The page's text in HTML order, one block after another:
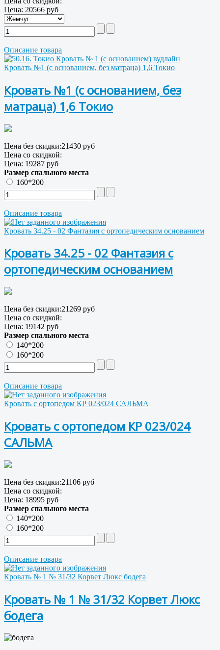
Цена: 20566 руб
Описание товара
Кровать №1 (с основанием, без матраца) 1,6 Токио
Кровать №1 (с основанием, без
матраца) 1,6 Токио
Цена без скидки:21430 руб
Цена со скидкой:
Цена: 19287 руб
Размер спального места
160*200
Описание товара
Кровать 34.25 - 02 Фантазия с ортопедическим основанием
Кровать 34.25 - 02 Фантазия с
ортопедическим основанием
Цена без скидки:21269 руб
Цена со скидкой:
Цена: 19142 руб
Размер спального места
140*200
160*200
Описание товара
Кровать с ортопедом КР 023/024 САЛЬМА
Кровать с ортопедом КР 023/024
САЛЬМА
Цена без скидки:21106 руб
Цена со скидкой:
Цена: 18995 руб
Размер спального места
140*200
160*200
Описание товара
Кровать № 1 № 31/32 Корвет Люкс бодега
Кровать № 1 № 31/32 Корвет Люкс
бодега